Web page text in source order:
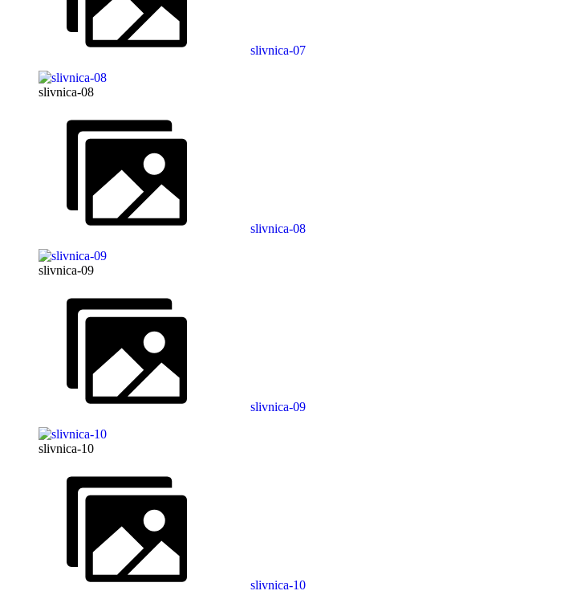
slivnica-07
slivnica-08
slivnica-08
slivnica-09
slivnica-09
slivnica-10
slivnica-10